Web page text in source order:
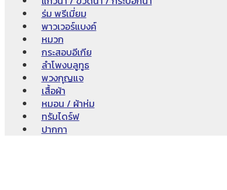
ร่ม พรีเมี่ยม
พาวเวอร์แบงค์
หมวก
กระสอบอีเกีย
ลำโพงบลูทูธ
พวงกุญแจ
เสื้อผ้า
หมอน / ผ้าห่ม
ทรัมไดร์ฟ
ปากกา